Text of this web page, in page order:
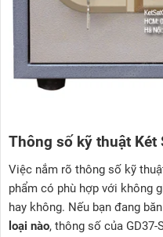
Thông số kỹ thuật Két
Việc nắm rõ thông số kỹ
phẩm có phù hợp với không
hay không. Nếu bạn đang
loại nào, thông số của